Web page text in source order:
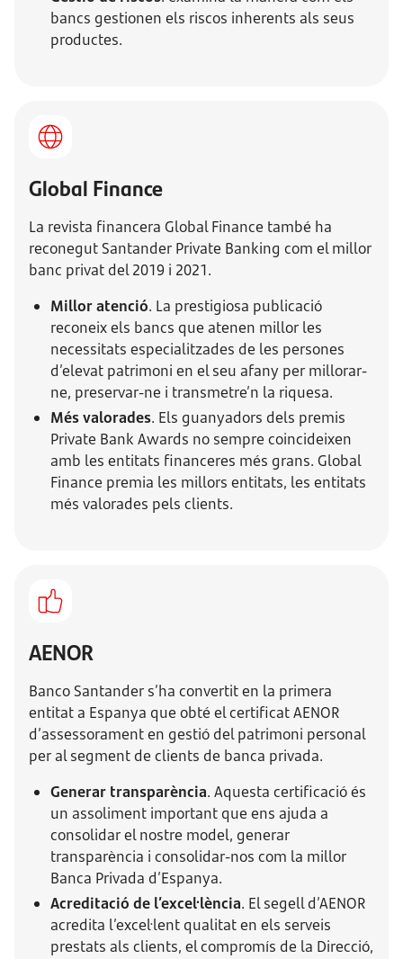
bancs gestionen els riscos inherents als seus
productes.
Global Finance
La revista financera Global Finance també ha
reconegut Santander Private Banking com el millor
banc privat del 2019 i 2021.
Millor atenció. La prestigiosa publicació
reconeix els bancs que atenen millor les
necessitats especialitzades de les persones
d’elevat patrimoni en el seu afany per millorar-
ne, preservar-ne i transmetre’n la riquesa.
Més valorades. Els guanyadors dels premis
Private Bank Awards no sempre coincideixen
amb les entitats financeres més grans. Global
Finance premia les millors entitats, les entitats
més valorades pels clients.
AENOR
Banco Santander s’ha convertit en la primera
entitat a Espanya que obté el certificat AENOR
d’assessorament en gestió del patrimoni personal
per al segment de clients de banca privada.
Generar transparència. Aquesta certificació és
un assoliment important que ens ajuda a
consolidar el nostre model, generar
transparència i consolidar-nos com la millor
Banca Privada d’Espanya.
Acreditació de l’excel·lència. El segell d’AENOR
acredita l’excel·lent qualitat en els serveis
prestats als clients, el compromís de la Direcció,